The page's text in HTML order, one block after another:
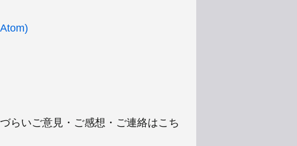
らいご意見・ご感想・ご連絡はこち